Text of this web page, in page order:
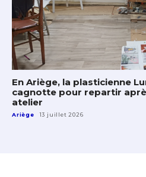
En Ariège, la plasticienne
cagnotte pour repartir
atelier
Ariège 13 juillet 2026